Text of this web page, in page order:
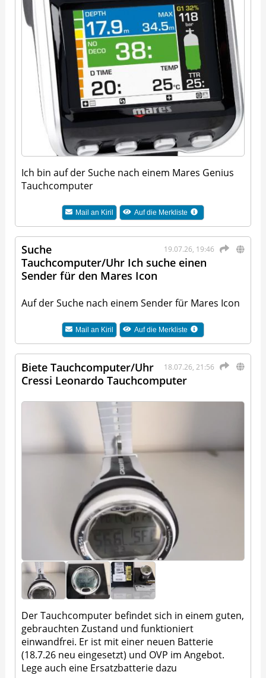
Ich bin auf der Suche nach einem Mares Genius
Tauchcomputer
Mail an Kiril Auf die Merkliste
19.07.26, 19:46
Suche
Tauchcomputer/Uhr Ich suche einen
Sender für den Mares Icon
Auf der Suche nach einem Sender für Mares Icon
Mail an Kiril Auf die Merkliste
18.07.26, 21:56
Biete Tauchcomputer/Uhr
Cressi Leonardo Tauchcomputer
Der Tauchcomputer befindet sich in einem guten,
gebrauchten Zustand und funktioniert
einwandfrei. Er ist mit einer neuen Batterie
(18.7.26 neu eingesetzt) und OVP im Angebot.
Lege auch eine Ersatzbatterie dazu